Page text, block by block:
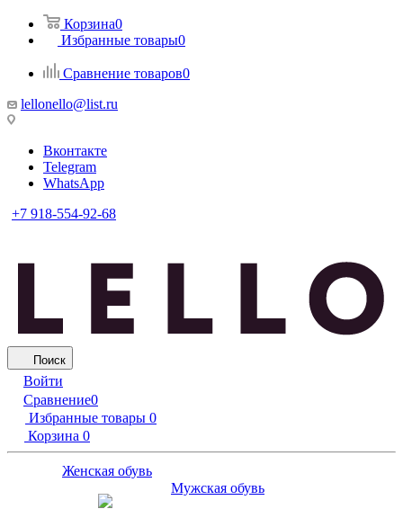
Корзина0
Избранные товары0
Сравнение товаров0
lellonello@list.ru
Вконтакте
Telegram
WhatsApp
+7 918-554-92-68
Поиск
Войти
Сравнение0
Избранные товары 0
Корзина 0
Женская обувь
Мужская обувь